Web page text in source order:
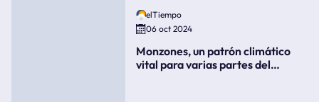
elTiempo
06 oct 2024
Monzones, un patrón climático
vital para varias partes del